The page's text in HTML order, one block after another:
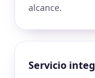
alcance.
Servicio